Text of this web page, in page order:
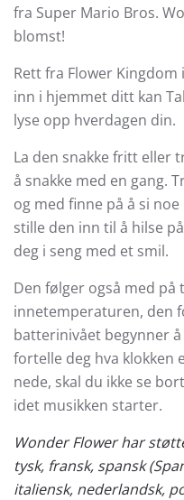
fra Super Mario Bros.
blomst!
Rett fra Flower
inn i hjemmet ditt kan
lyse opp hverdagen din.
La den snakke fritt eller
å snakke med en gang.
og med finne på å si
stille den inn til å hilse
deg i seng med et smil.
Den følger også med
innetemperaturen, den
batterinivået begynner
fortelle deg hva klokken
nede, skal du ikke se
idet musikken starter.
Wonder Flower har
tysk, fransk, spansk
italiensk, nederlandsk,